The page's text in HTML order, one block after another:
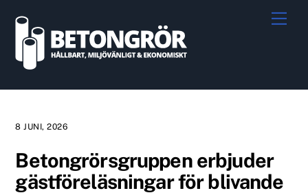
content
8 JUNI, 2026
Betongrörsgruppen erbjuder
gästföreläsningar för blivande